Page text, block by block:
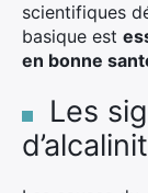
scientifiques
basique est
en bonne
Les